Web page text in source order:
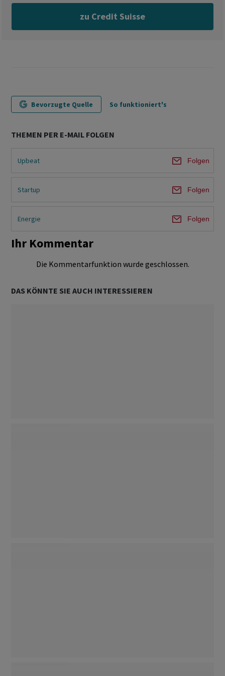
zu Credit Suisse
Bevorzugte Quelle So funktioniert's
THEMEN PER E-MAIL FOLGEN
Upbeat Folgen
Startup Folgen
Energie Folgen
Ihr Kommentar
Die Kommentarfunktion wurde geschlossen.
DAS KÖNNTE SIE AUCH INTERESSIEREN